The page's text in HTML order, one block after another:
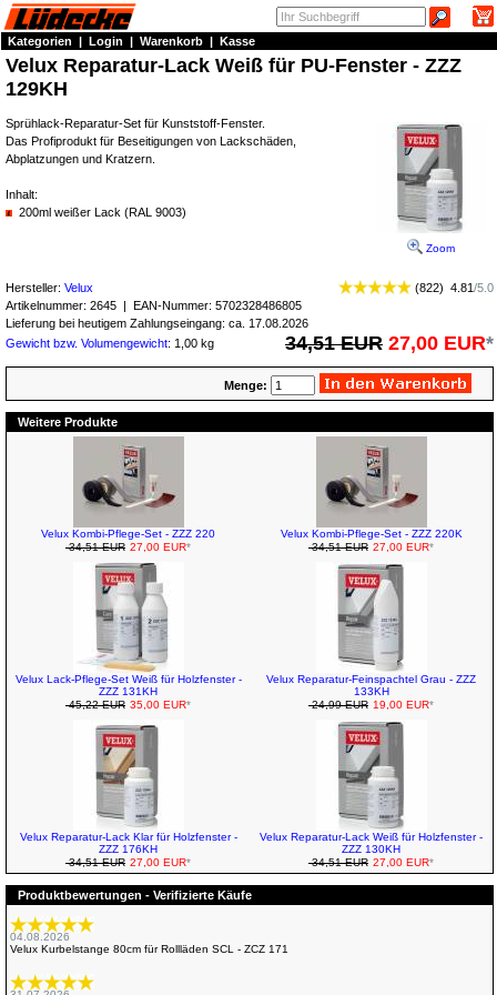
Kategorien | Login | Warenkorb | Kasse
Velux Reparatur-Lack Weiß für PU-Fenster - ZZZ
129KH
Zoom
Sprühlack-Reparatur-Set für Kunststoff-Fenster.
Das Profiprodukt für Beseitigungen von Lackschäden,
Abplatzungen und Kratzern.
Inhalt:
200ml weißer Lack (RAL 9003)
Hersteller: Velux (822) 4.81/5.0
Artikelnummer: 2645 | EAN-Nummer: 5702328486805
Lieferung bei heutigem Zahlungseingang: ca. 17.08.2026
Gewicht bzw. Volumengewicht: 1,00 kg 34,51 EUR 27,00 EUR*
Menge:
Weitere Produkte
Velux Kombi-Pflege-Set - ZZZ 220
34,51 EUR 27,00 EUR*
Velux Kombi-Pflege-Set - ZZZ 220K
34,51 EUR 27,00 EUR*
Velux Lack-Pflege-Set Weiß für Holzfenster -
ZZZ 131KH
45,22 EUR 35,00 EUR*
Velux Reparatur-Feinspachtel Grau - ZZZ
133KH
24,99 EUR 19,00 EUR*
Velux Reparatur-Lack Klar für Holzfenster -
ZZZ 176KH
34,51 EUR 27,00 EUR*
Velux Reparatur-Lack Weiß für Holzfenster -
ZZZ 130KH
34,51 EUR 27,00 EUR*
Produktbewertungen - Verifizierte Käufe
04.08.2026
Velux Kurbelstange 80cm für Rollläden SCL - ZCZ 171